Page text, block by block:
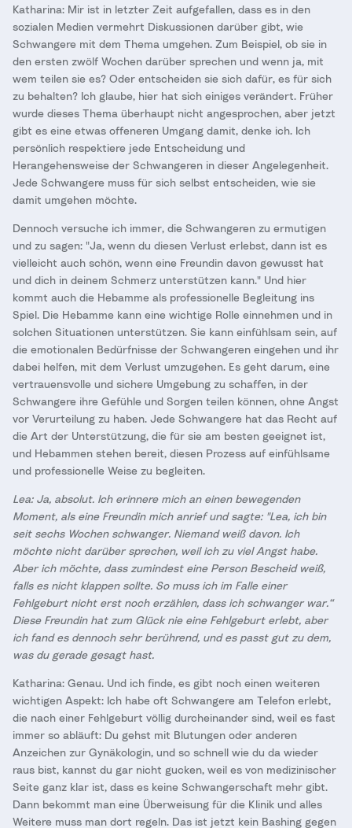
Katharina: Mir ist in letzter Zeit aufgefallen, dass es in den
sozialen Medien vermehrt Diskussionen darüber gibt, wie
Schwangere mit dem Thema umgehen. Zum Beispiel, ob sie in
den ersten zwölf Wochen darüber sprechen und wenn ja, mit
wem teilen sie es? Oder entscheiden sie sich dafür, es für sich
zu behalten? Ich glaube, hier hat sich einiges verändert. Früher
wurde dieses Thema überhaupt nicht angesprochen, aber jetzt
gibt es eine etwas offeneren Umgang damit, denke ich. Ich
persönlich respektiere jede Entscheidung und
Herangehensweise der Schwangeren in dieser Angelegenheit.
Jede Schwangere muss für sich selbst entscheiden, wie sie
damit umgehen möchte.
Dennoch versuche ich immer, die Schwangeren zu ermutigen
und zu sagen: "Ja, wenn du diesen Verlust erlebst, dann ist es
vielleicht auch schön, wenn eine Freundin davon gewusst hat
und dich in deinem Schmerz unterstützen kann." Und hier
kommt auch die Hebamme als professionelle Begleitung ins
Spiel. Die Hebamme kann eine wichtige Rolle einnehmen und in
solchen Situationen unterstützen. Sie kann einfühlsam sein, auf
die emotionalen Bedürfnisse der Schwangeren eingehen und ihr
dabei helfen, mit dem Verlust umzugehen. Es geht darum, eine
vertrauensvolle und sichere Umgebung zu schaffen, in der
Schwangere ihre Gefühle und Sorgen teilen können, ohne Angst
vor Verurteilung zu haben. Jede Schwangere hat das Recht auf
die Art der Unterstützung, die für sie am besten geeignet ist,
und Hebammen stehen bereit, diesen Prozess auf einfühlsame
und professionelle Weise zu begleiten.
Lea: Ja, absolut. Ich erinnere mich an einen bewegenden
Moment, als eine Freundin mich anrief und sagte: "Lea, ich bin
seit sechs Wochen schwanger. Niemand weiß davon. Ich
möchte nicht darüber sprechen, weil ich zu viel Angst habe.
Aber ich möchte, dass zumindest eine Person Bescheid weiß,
falls es nicht klappen sollte. So muss ich im Falle einer
Fehlgeburt nicht erst noch erzählen, dass ich schwanger war.“
Diese Freundin hat zum Glück nie eine Fehlgeburt erlebt, aber
ich fand es dennoch sehr berührend, und es passt gut zu dem,
was du gerade gesagt hast.
Katharina: Genau. Und ich finde, es gibt noch einen weiteren
wichtigen Aspekt: Ich habe oft Schwangere am Telefon erlebt,
die nach einer Fehlgeburt völlig durcheinander sind, weil es fast
immer so abläuft: Du gehst mit Blutungen oder anderen
Anzeichen zur Gynäkologin, und so schnell wie du da wieder
raus bist, kannst du gar nicht gucken, weil es von medizinischer
Seite ganz klar ist, dass es keine Schwangerschaft mehr gibt.
Dann bekommt man eine Überweisung für die Klinik und alles
Weitere muss man dort regeln. Das ist jetzt kein Bashing gegen